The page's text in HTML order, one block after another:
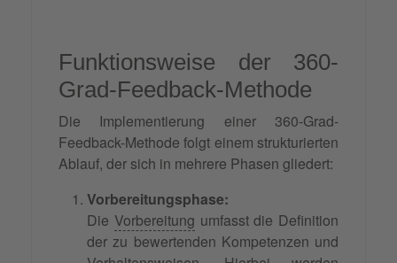
Funktionsweise der 360-
Grad-Feedback-Methode
Die Implementierung einer 360-Grad-
Feedback-Methode folgt einem strukturierten
Ablauf, der sich in mehrere Phasen gliedert:
Vorbereitungsphase:
Die Vorbereitung umfasst die Definition
der zu bewertenden Kompetenzen und